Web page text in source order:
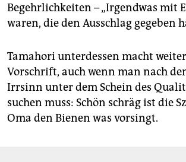
Begehrlichkeiten – „Irgendwas mit
waren, die den Ausschlag gegeben
Tamahori unterdessen macht
Vorschrift, auch wenn man nach
Irrsinn unter dem Schein des
suchen muss: Schön schräg ist die
Oma den Bienen was vorsingt.